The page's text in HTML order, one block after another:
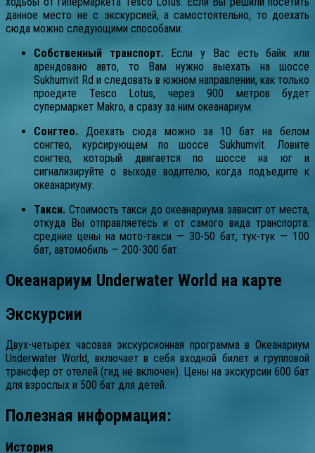
данное место не с экскурсией, а самостоятельно, то доехать
сюда можно следующими способами:
Собственный транспорт. Если у Вас есть байк или
арендовано авто, то Вам нужно выехать на шоссе
Sukhumvit Rd и следовать в южном направлении, как только
проедите Tesco Lotus, через 900 метров будет
супермаркет Makro, а сразу за ним океанариум.
Сонгтео. Доехать сюда можно за 10 бат на белом
сонгтео, курсирующем по шоссе Sukhumvit. Ловите
сонгтео, который двигается по шоссе на юг и
сигнализируйте о выходе водителю, когда подъедите к
океанариуму.
Такси. Стоимость такси до океанариума зависит от места,
откуда Вы отправляетесь и от самого вида транспорта:
средние цены на мото-такси — 30-50 бат, тук-тук — 100
бат, автомобиль — 200-300 бат.
Океанариум Underwater World на карте
Экскурсии
Двух-четырех часовая экскурсионная программа в Океанариум
Underwater World, включает в себя входной билет и групповой
трансфер от отелей (гид не включен). Цены на экскурсии 600 бат
для взрослых и 500 бат для детей.
Полезная информация:
История